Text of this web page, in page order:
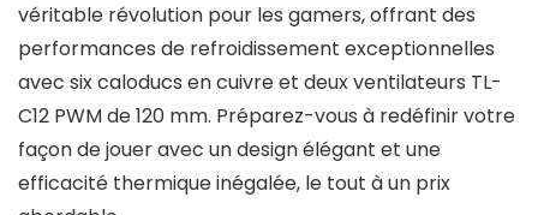
véritable révolution pour les gamers, offrant des
performances de refroidissement exceptionnelles
avec six caloducs en cuivre et deux ventilateurs TL-
C12 PWM de 120 mm. Préparez-vous à redéfinir votre
façon de jouer avec un design élégant et une
efficacité thermique inégalée, le tout à un prix